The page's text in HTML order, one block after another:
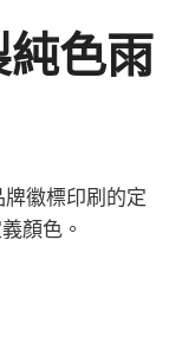
色雨
徽標印刷的定
顏色。